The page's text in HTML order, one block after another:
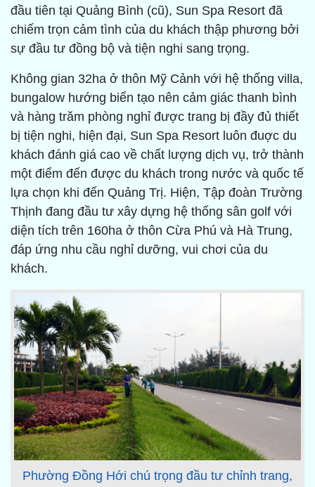
đầu tiên tại Quảng Bình (cũ), Sun Spa Resort đã
chiếm trọn cảm tình của du khách thập phương bởi
sự đầu tư đồng bộ và tiện nghi sang trọng.
Không gian 32ha ở thôn Mỹ Cảnh với hệ thống villa,
bungalow hướng biển tạo nên cảm giác thanh bình
và hàng trăm phòng nghỉ được trang bị đầy đủ thiết
bị tiện nghi, hiện đại, Sun Spa Resort luôn đuợc du
khách đánh giá cao về chất lượng dịch vụ, trở thành
một điểm đến được du khách trong nước và quốc tế
lựa chọn khi đến Quảng Trị. Hiện, Tập đoàn Trường
Thịnh đang đầu tư xây dựng hệ thống sân golf với
diện tích trên 160ha ở thôn Cừa Phú và Hà Trung,
đáp ứng nhu cầu nghỉ dưỡng, vui chơi của du
khách.
Phường Đồng Hới chú trọng đầu tư chỉnh trang,